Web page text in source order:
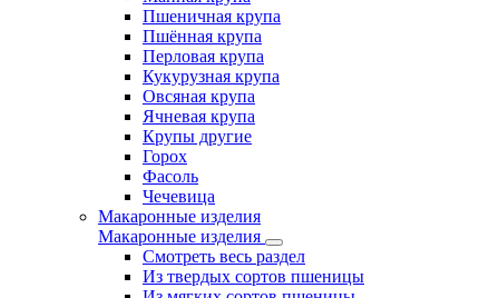
Пшеничная крупа
Пшённая крупа
Перловая крупа
Кукурузная крупа
Овсяная крупа
Ячневая крупа
Крупы другие
Горох
Фасоль
Чечевица
Макаронные изделия
Макаронные изделия
Смотреть весь раздел
Из твердых сортов пшеницы